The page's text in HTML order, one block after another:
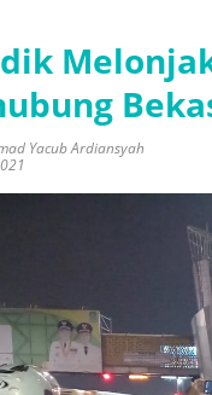
Yacub Ardiansyah